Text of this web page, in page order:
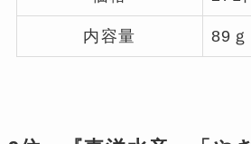
内容量 89ｇ